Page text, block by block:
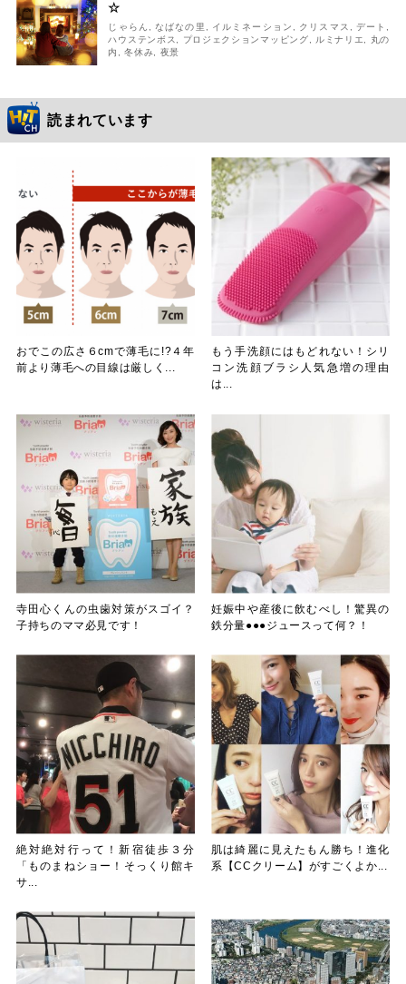
☆
じゃらん ,なばなの里 , イルミネーション , クリスマス , デート ,
ハウステンボス, プロジェクションマッピング, ルミナリエ,
丸の
内 ,冬休み, 夜景
読まれています
おでこの広さ６cmで薄毛に!?４年
前より薄毛への目線は厳しく...
もう手洗顔にはもどれない！シリ
コン洗顔ブラシ人気急増の理由
は...
寺田心くんの虫歯対策がスゴイ？
子持ちのママ必見です！
妊娠中や産後に飲むべし！驚異の
鉄分量●●●ジュースって何？！
絶対絶対行って！新宿徒歩３分
「ものまねショー！そっくり館キ
サ...
肌は綺麗に見えたもん勝ち！進化
系【CCクリーム】がすごくよか...